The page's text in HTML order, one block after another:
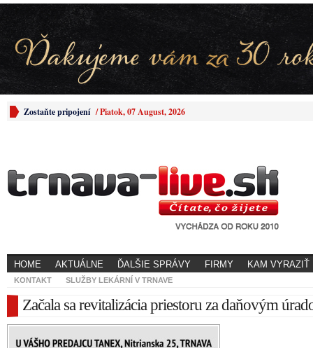
Zostaňte pripojení /Piatok, 07 August, 2026
HOME AKTUÁLNE ĎALŠIE SPRÁVY FIRMY KAM VYRAZIŤ
KONTAKT SLUŽBY LEKÁRNÍ V TRNAVE
Začala sa revitalizácia priestoru za daňovým